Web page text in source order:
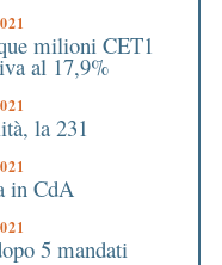
milioni CET1
al 17,9%
la 231
in CdA
5 mandati